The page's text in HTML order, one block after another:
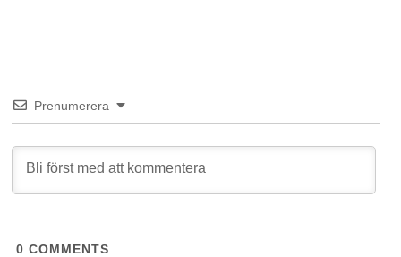
Prenumerera
0 COMMENTS